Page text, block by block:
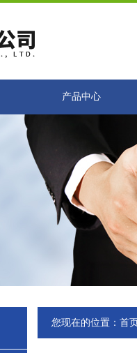
产品中心
您现在的位置： 首